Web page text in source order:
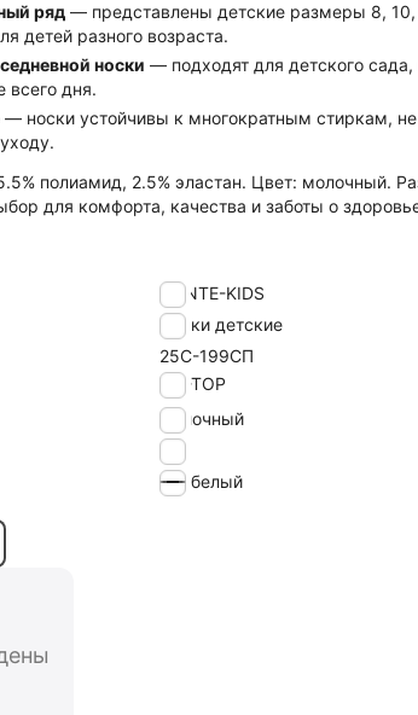
ряд — представлены детские размеры 8, 10,
детей разного возраста.
носки — подходят для детского
всего дня.
— носки устойчивы к многократным стиркам,
полиамид, 2.5% эластан. Цвет: молочный.
для комфорта, качества и заботы о
CONTE-KIDS
Носки детские
25С-199СП
TIP-TOP
молочный
14
белый